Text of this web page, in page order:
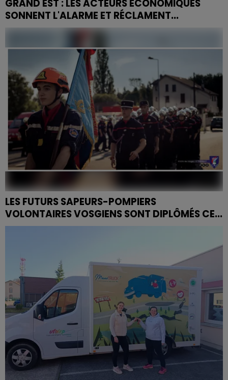
GRAND EST : LES ACTEURS ÉCONOMIQUES
SONNENT L'ALARME ET RÉCLAMENT...
Dans une mobilisation inédite à l'échelle régionale,
consulaires et professionnelles ont présenté au
LES FUTURS SAPEURS-POMPIERS
VOLONTAIRES VOSGIENS SONT DIPLÔMÉS CE...
Ils ont entre 16 et 18 ans, et ce week-end, ils prouvent